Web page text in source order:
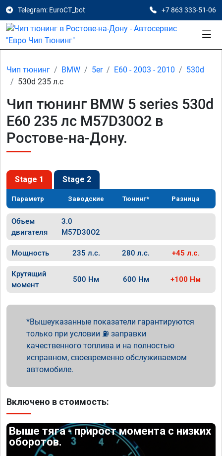
Telegram: EuroCT_bot +7 863 333-51-06
Чип тюнинг BMW 5er E60 - 2003 - 2010
530d
530d 235 л.с
Чип тюнинг BMW 5 series 530d
E60 235 лс M57D30O2 в
Ростове-на-Дону.
Stage 1 Stage 2
Параметр Заводские Тюнинг* Разница
Объем
двигателя
3.0
M57D30O2
Мощность 235 л.с. 280 л.с. +45 л.с.
Крутящий
момент
500 Нм 600 Нм +100 Нм
Вышеуказанные показатели гарантируются
только при условии ⛽ заправки
качественного топлива и на полностью
исправном, своевременно обслуживаемом
автомобиле.
Включено в стоимость:
Выше тяга - прирост момента с низких
оборотов.